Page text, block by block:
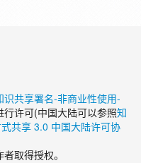
识共享署名-非商业性使用-
行许可(中国大陆可以参照知
共享 3.0 中国大陆许可协
取得授权。